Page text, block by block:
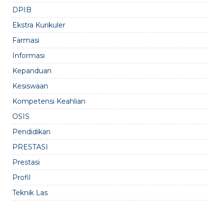
DPIB
Ekstra Kurikuler
Farmasi
Informasi
Kepanduan
Kesiswaan
Kompetensi Keahlian
OSIS
Pendidikan
PRESTASI
Prestasi
Profil
Teknik Las